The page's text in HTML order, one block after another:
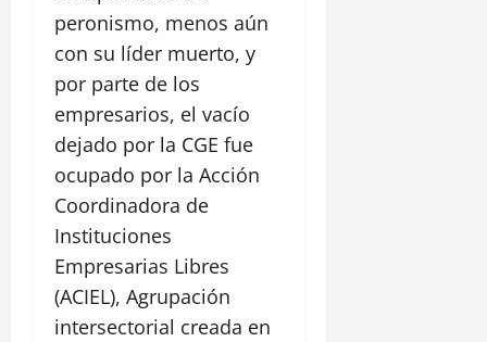
peronismo, menos aún
con su líder muerto, y
por parte de los
empresarios, el vacío
dejado por la CGE fue
ocupado por la Acción
Coordinadora de
Instituciones
Empresarias Libres
(ACIEL), Agrupación
intersectorial creada en